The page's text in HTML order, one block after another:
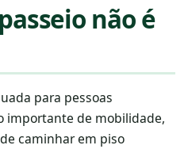
não é
para pessoas
importante de mobilidade,
caminhar em piso